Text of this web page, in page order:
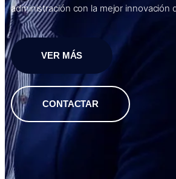
administración con la mejor innovación
VER MÁS
CONTACTAR